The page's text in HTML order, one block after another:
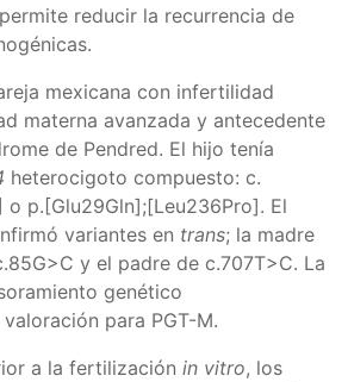
reducir la recurrencia de
mexicana con infertilidad
materna avanzada y antecedente
de Pendred. El hijo tenía
heterocigoto compuesto: c.
o p.[Glu29Gln];[Leu236Pro]. El
variantes en trans; la madre
y el padre de c.707T>C. La
genético
para PGT-M.
a la fertilización in vitro, los